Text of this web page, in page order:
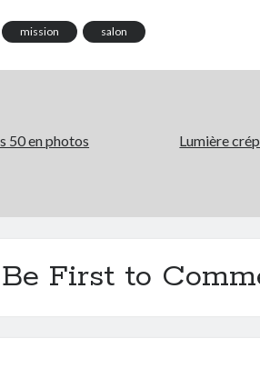
mission salon
50 en photos
Lumière
Be First to